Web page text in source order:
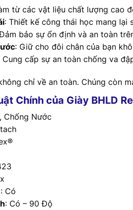
từ các vật liệu chất lượng cao
: Thiết kế công thái học mang lại
bảo sự ổn định và an toàn
: Giữ cho đôi chân của bạn
Cung cấp sự an toàn chống va
chỉ về an toàn. Chúng còn
Chính của Giày BHLD
Chống Nước
: Có
: Có – 90 Độ